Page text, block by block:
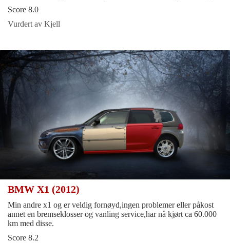
Score 8.0
Vurdert av Kjell
BMW X1 (2012)
Min andre x1 og er veldig fornøyd,ingen problemer eller påkost
annet en bremseklosser og vanling service,har nå kjørt ca 60.000
km med disse.
Score 8.2